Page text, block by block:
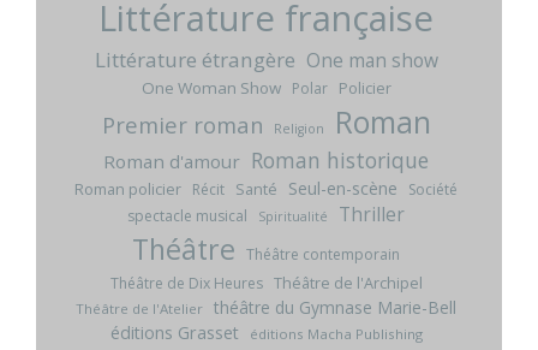
Littérature française
Littérature étrangère One man show
One Woman Show Polar Policier
Premier roman Religion Roman
Roman d'amour Roman historique
Roman policier Récit Santé Seul-en-scène
Société
spectacle musical
Spiritualité Thriller
Théâtre Théâtre contemporain
Théâtre de Dix Heures Théâtre de l'Archipel
Théâtre de l'Atelier théâtre du Gymnase Marie-Bell
éditions Grasset
éditions Macha Publishing